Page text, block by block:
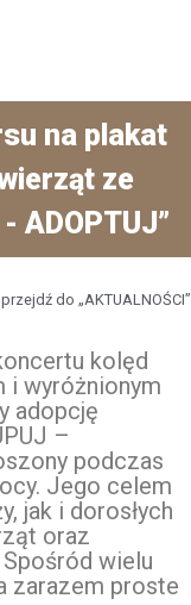
na plakat
ze
ADOPTUJ”
przejdź do „AKTUALNOŚCI”
kolęd
i wyróżnionym
adopcję
–
podczas
Jego celem
jak i dorosłych
oraz
wielu
zarazem proste